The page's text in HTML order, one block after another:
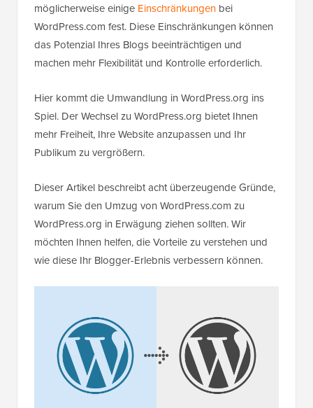
möglicherweise einige Einschränkungen bei
WordPress.com fest. Diese Einschränkungen können
das Potenzial Ihres Blogs beeinträchtigen und
machen mehr Flexibilität und Kontrolle erforderlich.
Hier kommt die Umwandlung in WordPress.org ins
Spiel. Der Wechsel zu WordPress.org bietet Ihnen
mehr Freiheit, Ihre Website anzupassen und Ihr
Publikum zu vergrößern.
Dieser Artikel beschreibt acht überzeugende Gründe,
warum Sie den Umzug von WordPress.com zu
WordPress.org in Erwägung ziehen sollten. Wir
möchten Ihnen helfen, die Vorteile zu verstehen und
wie diese Ihr Blogger-Erlebnis verbessern können.